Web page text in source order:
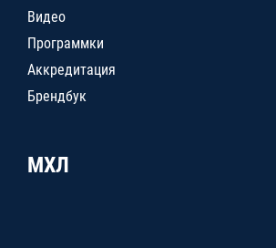
Видео
Программки
Аккредитация
Брендбук
МХЛ